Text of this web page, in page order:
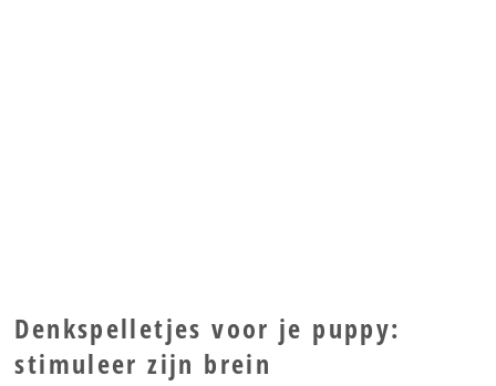
Denkspelletjes voor je puppy:
stimuleer zijn brein